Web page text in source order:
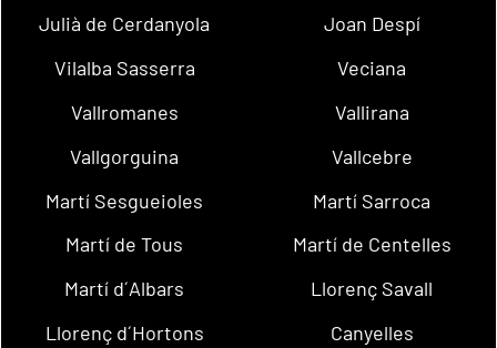
Julià de Cerdanyola
Joan Despí
Vilalba Sasserra
Veciana
Vallromanes
Vallirana
Vallgorguina
Vallcebre
Martí Sesgueioles
Martí Sarroca
Martí de Tous
Martí de Centelles
Martí d´Albars
Llorenç Savall
Llorenç d´Hortons
Canyelles